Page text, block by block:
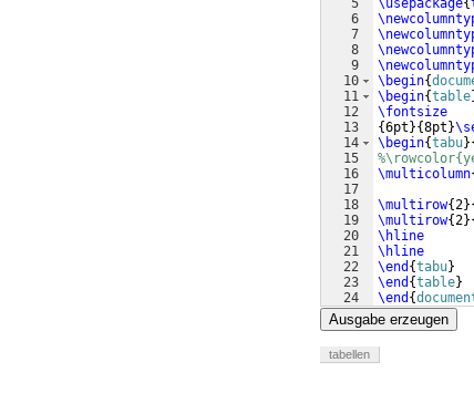
5
6
7
8
9
10
11
12
13
14
15
16
17
18
19
20
21
22
23
24
\usepackage{
\begin{
\begin{table
\fontsize
{6pt }{8pt }
\begin{tabu}
\multicolumn
\multirow{2}
\multirow{2}
\hline
\hline
\end {tabu}
\end {table}
\end {
Ausgabe erzeugen
tabellen